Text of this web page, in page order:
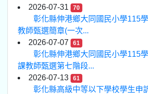
2026-07-31
70
彰化縣伸港鄉大同國民小學115
教師甄選簡章(一次...
2026-07-07
61
彰化縣伸港鄉大同國民小學115
課教師甄選第七階段...
2026-07-13
61
彰化縣高級中等以下學校學生申